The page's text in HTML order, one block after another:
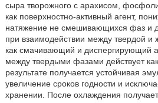
сыра творожного с арахисом,
как поверхностно-активный агент,
натяжение не смешивающихся фаз и
при взаимодействии между твердой и
как смачивающий и диспергирующий
между твердыми фазами действует
результате получается устойчивая
увеличение сроков годности и
хранении. После охлаждения